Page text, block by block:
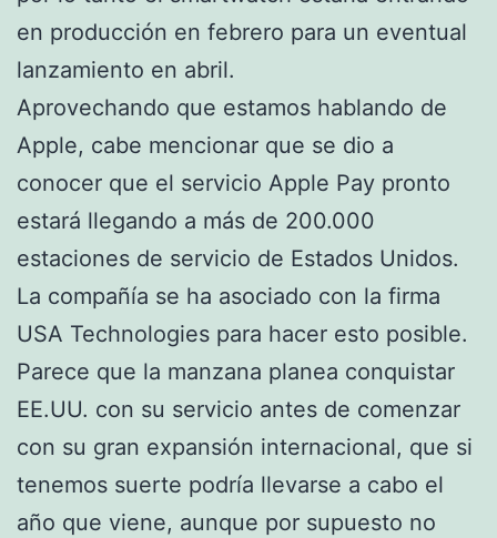
en producción en febrero para un eventual
lanzamiento en abril.
Aprovechando que estamos hablando de
Apple, cabe mencionar que se dio a
conocer que el servicio Apple Pay pronto
estará llegando a más de 200.000
estaciones de servicio de Estados Unidos.
La compañía se ha asociado con la firma
USA Technologies para hacer esto posible.
Parece que la manzana planea conquistar
EE.UU. con su servicio antes de comenzar
con su gran expansión internacional, que si
tenemos suerte podría llevarse a cabo el
año que viene, aunque por supuesto no